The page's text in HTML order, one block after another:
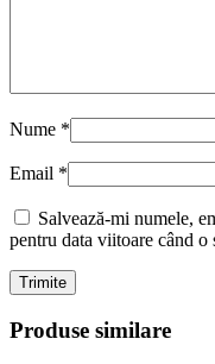
Nume *
Email *
Salvează-mi numele,
pentru data viitoare când o
Produse similare